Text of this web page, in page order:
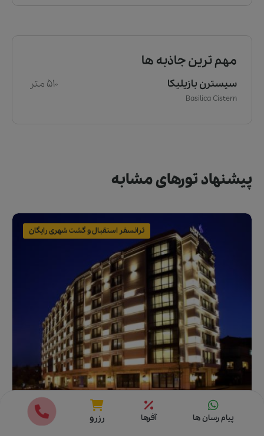
مهم ترین جاذبه ها
سیسترن بازیلیکا 510 متر
Basilica Cistern
پیشنهاد تورهای مشابه
ترانسفر استقبال و گشت شهری رایگان
توراستانبول چهار
قیمت ها رزرو
پیام رسان ها آفرها رزرو